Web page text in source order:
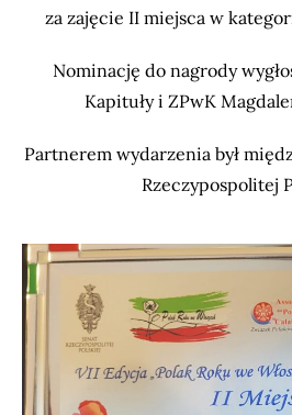
za zajęcie II miejsca w
Nominację do nagrody
Kapituły i ZPwK
Partnerem wydarzenia był
Rzeczypospolitej